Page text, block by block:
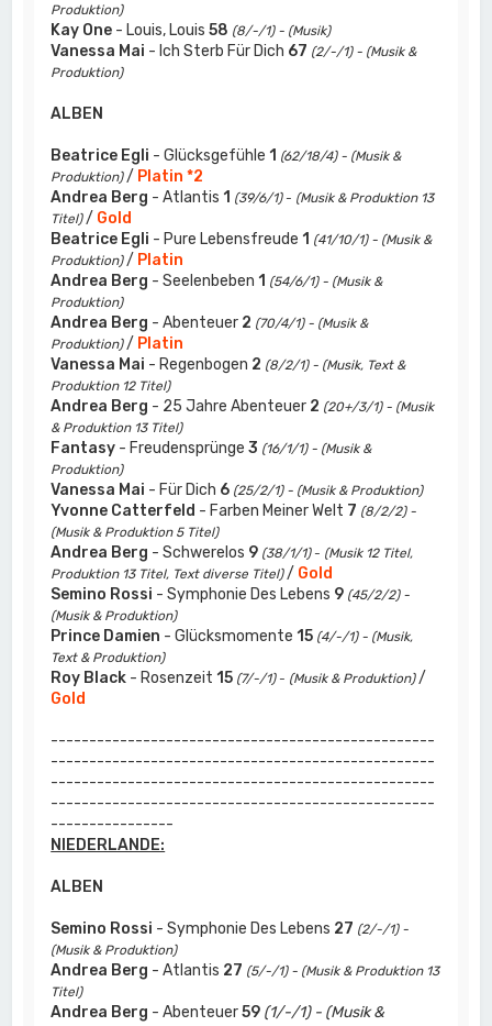
Produktion)
Kay One - Louis, Louis58 (8/-/1) - (Musik)
Vanessa Mai - Ich Sterb Für Dich 67 (2/-/1) - (Musik &
Produktion)
ALBEN
Beatrice Egli - Glücksgefühle 1 (62/18/4) - (Musik &
Produktion)/ Platin *2
Andrea Berg - Atlantis 1 (39/6/1)- (Musik & Produktion 13
Titel)/ Gold
Beatrice Egli - Pure Lebensfreude 1 (41/10/1) - (Musik &
Produktion)/ Platin
Andrea Berg - Seelenbeben 1 (54/6/1) - (Musik &
Produktion)
Andrea Berg - Abenteuer 2 (70/4/1) - (Musik &
Produktion)/ Platin
Vanessa Mai - Regenbogen 2 (8/2/1) - (Musik, Text &
Produktion 12 Titel)
Andrea Berg - 25 Jahre Abenteuer 2 (20+/3/1) - (Musik
& Produktion 13 Titel)
Fantasy - Freudensprünge3 (16/1/1) - (Musik &
Produktion)
Vanessa Mai - Für Dich 6 (25/2/1) - (Musik & Produktion)
Yvonne Catterfeld - Farben Meiner Welt 7 (8/2/2) -
(Musik & Produktion 5 Titel)
Andrea Berg - Schwerelos 9 (38/1/1)- (Musik 12 Titel,
Produktion 13 Titel, Text diverse Titel)/ Gold
Semino Rossi - Symphonie Des Lebens 9 (45/2/2) -
(Musik & Produktion)
Prince Damien - Glücksmomente 15 (4/-/1) - (Musik,
Text & Produktion)
Roy Black - Rosenzeit 15 (7/-/1)- (Musik & Produktion)/
Gold
--------------------------------------------------
--------------------------------------------------
--------------------------------------------------
--------------------------------------------------
----------------
NIEDERLANDE:
ALBEN
Semino Rossi - Symphonie Des Lebens 27 (2/-/1) -
(Musik & Produktion)
Andrea Berg - Atlantis 27 (5/-/1) - (Musik & Produktion 13
Titel)
Andrea Berg - Abenteuer59 (1/-/1) - (Musik &